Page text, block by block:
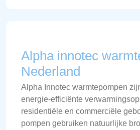
Alpha innotec
Nederland
Alpha Innotec warmtepompen
energie-efficiënte
residentiële en commerciële
pompen gebruiken natuurlijke